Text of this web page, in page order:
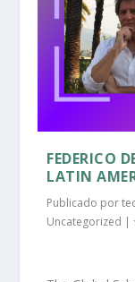
FEDERICO
LATIN
Publicado por
Uncategorized |